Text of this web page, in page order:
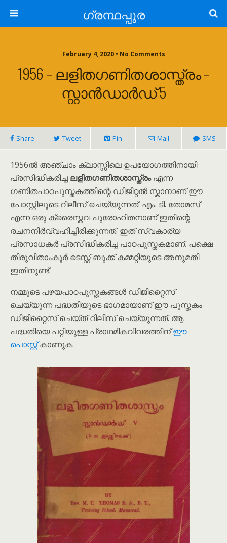
ഗ്രന്ഥപ്പുര
February 4, 2020 • No Comments
1956 – ലളിതഗണിതശാസ്ത്രം –
സ്റ്റാൻഡാർഡ് 5
Share Tweet Pin Mail SMS
1956ൽ അഞ്ചാം ക്ലാസ്സിലെ ഉപയോഗത്തിനായി
പ്രസിദ്ധീകരിച്ച ലളിതഗണിതശാസ്ത്രംഎന്ന
ഗണിതപാഠപുസ്തകത്തിന്റെ ഡിജിറ്റൽ സ്കാനാണ് ഈ
പോസ്റ്റിലൂടെ റിലീസ് ചെയ്യുന്നത്. എം. ടി. തോമസ്
എന്ന ഒരു ക്രൈസ്തവ പുരോഹിതനാണ് ഇതിന്റെ
രചനനിർവ്വഹിച്ചിരിക്കുന്നത്. ഇത് സ്വകാര്യ
പ്രസാധകർ പ്രസിദ്ധീകരിച്ച പാഠപുസ്തകമാണ്. പക്ഷെ
തിരുവിതാംകൂർ ടെസ്റ്റ് ബുക്ക് കമ്മറ്റിയുടെ അനുമതി
ഇതിനുണ്ട്.
നമ്മുടെ പഴയപാഠപുസ്തകങ്ങൾ ഡിജിറ്റൈസ്
ചെയ്യുന്ന പദ്ധതിയുടെ ഭാഗമായാണ് ഈ പുസ്തകം
ഡിജിറ്റൈസ് ചെയ്ത് റിലീസ് ചെയ്യുന്നത്. ആ
പദ്ധതിയെ പറ്റിയുള്ള പ്രാഥമികവിവരത്തിന്ഈ
പൊസ്റ്റ്കാണുക.